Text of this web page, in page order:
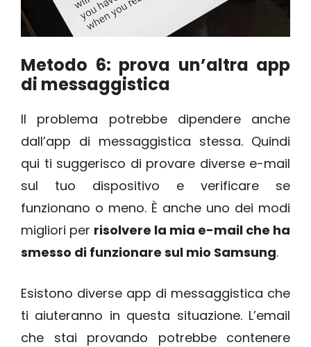
Metodo 6: prova un’altra app
di messaggistica
Il problema potrebbe dipendere anche
dall’app di messaggistica stessa. Quindi
qui ti suggerisco di provare diverse e-mail
sul tuo dispositivo e verificare se
funzionano o meno. È anche uno dei modi
migliori per risolvere la mia e-mail che ha
smesso di funzionare sul mio Samsung.
Esistono diverse app di messaggistica che
ti aiuteranno in questa situazione. L’email
che stai provando potrebbe contenere